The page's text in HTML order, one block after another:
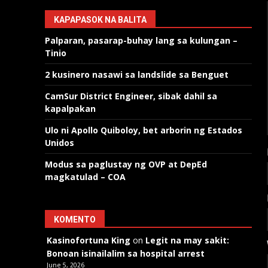
KAPAPASOK NA BALITA
Palparan, pasarap-buhay lang sa kulungan –
Tinio
2 kusinero nasawi sa landslide sa Benguet
CamSur District Engineer, sibak dahil sa
kapalpakan
Ulo ni Apollo Quiboloy, bet arborin ng Estados
Unidos
Modus sa paglustay ng OVP at DepEd
magkatulad – COA
KOMENTO
Kasinofortuna King on Legit na may sakit:
Bonoan isinailalim sa hospital arrest
June 5, 2026